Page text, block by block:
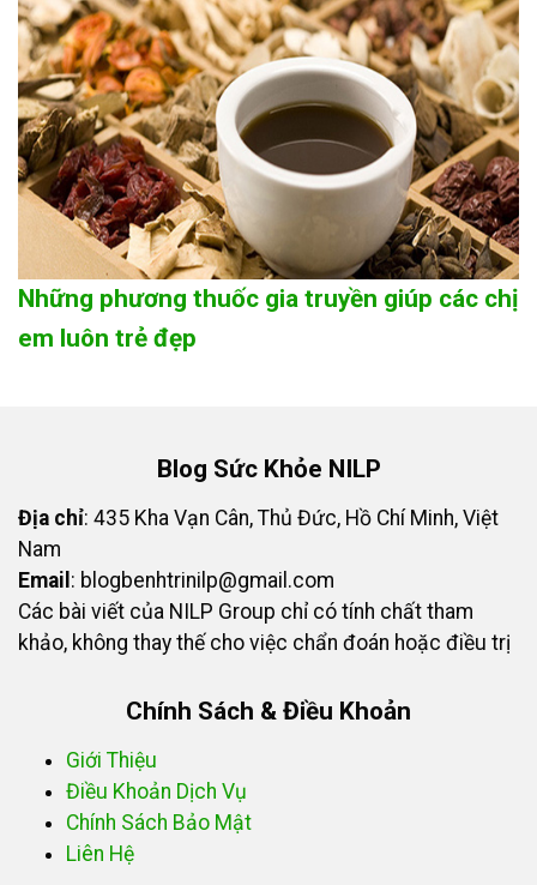
Những phương thuốc gia truyền giúp các chị
em luôn trẻ đẹp
Blog Sức Khỏe NILP
Địa chỉ: 435 Kha Vạn Cân, Thủ Đức, Hồ Chí Minh, Việt
Nam
Email : blogbenhtrinilp@gmail.com
Các bài viết của NILP Group chỉ có tính chất tham
khảo, không thay thế cho việc chẩn đoán hoặc điều trị
Chính Sách & Điều Khoản
Giới Thiệu
Điều Khoản Dịch Vụ
Chính Sách Bảo Mật
Liên Hệ